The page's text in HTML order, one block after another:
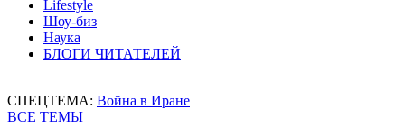
Lifestyle
Шоу-биз
Наука
БЛОГИ ЧИТАТЕЛЕЙ
СПЕЦТЕМА: Война в Иране
ВСЕ ТЕМЫ